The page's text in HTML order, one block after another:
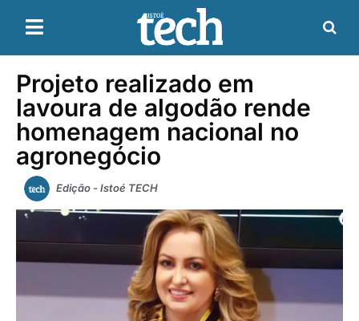
Projeto realizado em
lavoura de algodão rende
homenagem nacional no
agronegócio
Edição - Istoé TECH